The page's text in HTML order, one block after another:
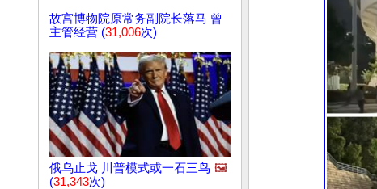
故宫博物院原常务副院长落马 曾
主管经营 (31,006次)
俄乌止戈 川普模式或一石三鸟 🖼️
(31,343次)